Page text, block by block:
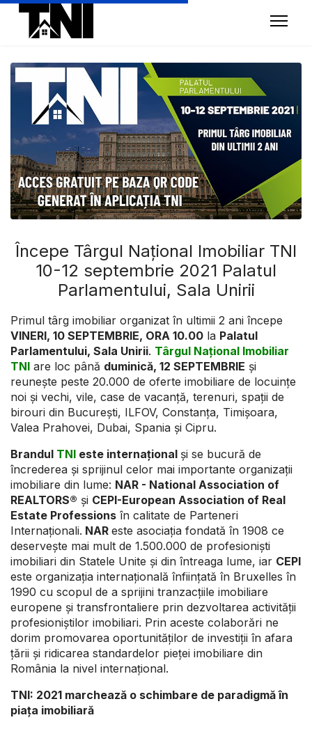
Începe Târgul Național Imobiliar TNI
10-12 septembrie 2021 Palatul
Parlamentului, Sala Unirii
Primul târg imobiliar organizat în ultimii 2 ani începe
VINERI, 10 SEPTEMBRIE, ORA 10.00 la Palatul
Parlamentului, Sala Unirii. Târgul Național Imobiliar
TNI are loc până duminică, 12 SEPTEMBRIE și
reunește peste 20.000 de oferte imobiliare de locuințe
noi și vechi, vile, case de vacanță, terenuri, spații de
birouri din București, ILFOV, Constanța, Timișoara,
Valea Prahovei, Dubai, Spania și Cipru.
Brandul TNI este internațional și se bucură de
încrederea și sprijinul celor mai importante organizații
imobiliare din lume: NAR - National Association of
REALTORS® și CEPI-European Association of Real
Estate Professions în calitate de Parteneri
Internaționali. NAR este asociația fondată în 1908 ce
deservește mai mult de 1.500.000 de profesioniști
imobiliari din Statele Unite și din întreaga lume, iar CEPI
este organizația internațională înființată în Bruxelles în
1990 cu scopul de a sprijini tranzacțiile imobiliare
europene și transfrontaliere prin dezvoltarea activității
profesioniștilor imobiliari. Prin aceste colaborări ne
dorim promovarea oportunităților de investiții în afara
țării și ridicarea standardelor pieței imobiliare din
România la nivel internațional.
TNI: 2021 marchează o schimbare de paradigmă în
piața imobiliară